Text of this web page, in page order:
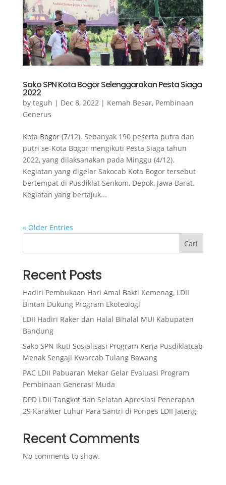
Sako SPN Kota Bogor Selenggarakan Pesta Siaga
2022
by teguh | Dec 8, 2022| Kemah Besar, Pembinaan
Generus
Kota Bogor (7/12). Sebanyak 190 peserta putra dan
putri se-Kota Bogor mengikuti Pesta Siaga tahun
2022, yang dilaksanakan pada Minggu (4/12).
Kegiatan yang digelar Sakocab Kota Bogor tersebut
bertempat di Pusdiklat Senkom, Depok, Jawa Barat.
Kegiatan yang bertajuk...
« Older Entries
Cari
Recent Posts
Hadiri Pembukaan Hari Amal Bakti Kemenag, LDII
Bintan Dukung Program Ekoteologi
LDII Hadiri Raker dan Halal Bihalal MUI Kabupaten
Bandung
Sako SPN Ikuti Sosialisasi Program Kerja Pusdiklatcab
Menak Sengaji Kwarcab Tulang Bawang
PAC LDII Pabuaran Mekar Gelar Evaluasi Program
Pembinaan Generasi Muda
DPD LDII Tangkot dan Selatan Apresiasi Penerapan
29 Karakter Luhur Para Santri di Ponpes LDII Jateng
Recent Comments
No comments to show.